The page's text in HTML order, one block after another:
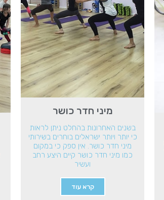
מיני חדר כושר
בשנים האחרונות בהחלט ניתן לראות
כי יותר ויותר ישראלים בוחרים בשירותי
מיני חדר כושר. אין ספק כי במקום
כמו מיני חדר כושר קיים היצע רחב
ועשיר
קרא עוד